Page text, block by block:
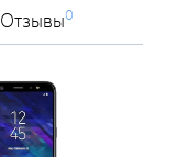
Отзывы0